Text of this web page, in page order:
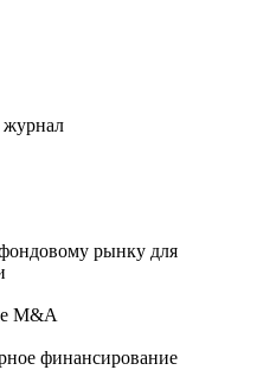
журнал
рынку для
M&A
финансирование